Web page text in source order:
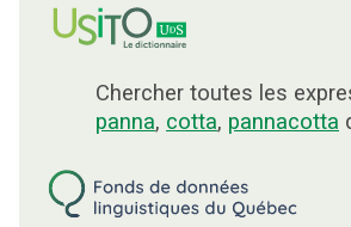
Chercher toutes les
panna, cotta, pannacotta